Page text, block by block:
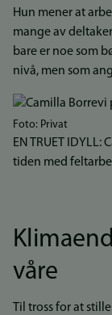
Hun mener at
mange av
bare er noe som
nivå, men som
Bilde
Foto: Privat
EN TRUET
tiden med
våre
Til tross for at